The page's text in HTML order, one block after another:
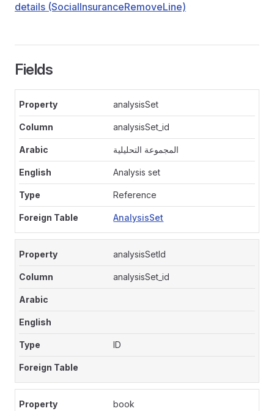
details (SocialInsuranceRemoveLine)
Fields
analysisSet
analysisSet_id
المجموعة التحليلية
Analysis set
Reference
AnalysisSet
analysisSetId
analysisSet_id
ID
book